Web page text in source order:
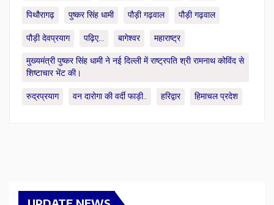
पिथौरागढ़ पुष्कर सिंह धामी पौड़ी गढ़वाल पौड़ी गढ़वाल
पौड़ी देवप्रयाग पढ़िए... बागेश्वर महाराष्ट्र
मुख्यमंत्री पुष्कर सिंह धामी ने नई दिल्ली में राष्ट्रपति श्री रामनाथ कोविंद से
शिष्टाचार भेंट की।
रुद्रप्रयाग वन दारोगा की वर्दी फाड़ी.. हरिद्वार हिमाचल प्रदेश